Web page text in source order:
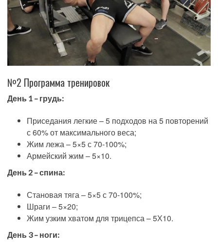
№2 Программа тренировок
День 1 – грудь:
Приседания легкие – 5 подходов на 5 повторений
с 60% от максимального веса;
Жим лежа – 5×5 с 70-100%;
Армейский жим – 5×10.
День 2 – спина:
Становая тяга – 5×5 с 70-100%;
Шраги – 5×20;
Жим узким хватом для трицепса – 5Х10.
День 3 – ноги: